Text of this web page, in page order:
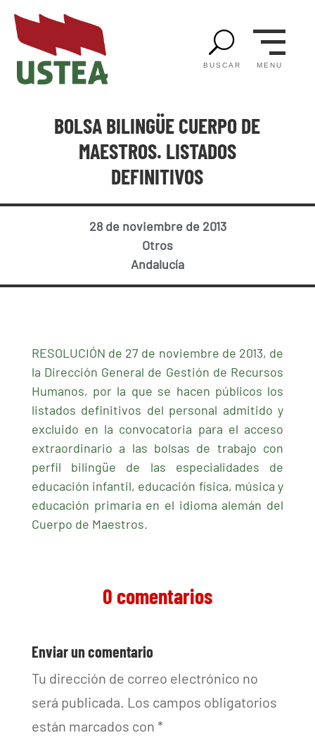
U
BUSCAR MENU
BOLSA BILINGÜE CUERPO DE
MAESTROS. LISTADOS
DEFINITIVOS
28 de noviembre de 2013
Otros
Andalucía
RESOLUCIÓN de 27 de noviembre de 2013, de
la Dirección General de Gestión de Recursos
Humanos, por la que se hacen públicos los
listados definitivos del personal admitido y
excluido en la convocatoria para el acceso
extraordinario a las bolsas de trabajo con
perfil bilingüe de las especialidades de
educación infantil, educación física, música y
educación primaria en el idioma alemán del
Cuerpo de Maestros.
0 comentarios
Enviar un comentario
Tu dirección de correo electrónico no
será publicada. Los campos obligatorios
están marcados con *